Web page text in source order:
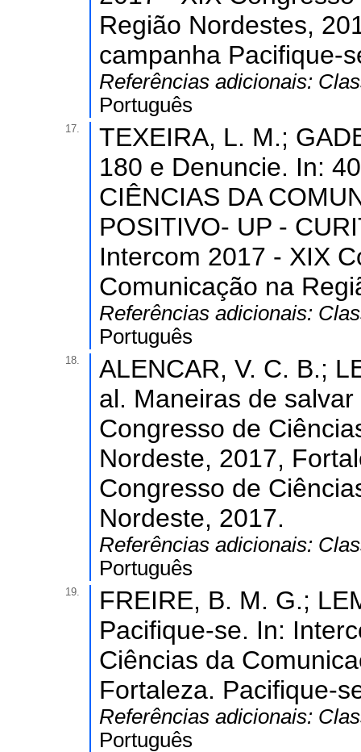
Região Nordestes,
campanha Pacifique-
Referências adicionais:
Português
17.
TEXEIRA, L. M.;
180 e Denuncie. In:
CIÊNCIAS DA
POSITIVO- UP -
Intercom 2017 - XIX
Comunicação na
Referências adicionais:
Português
18.
ALENCAR, V. C. B.;
al. Maneiras de
Congresso de
Nordeste, 2017,
Congresso de
Nordeste, 2017.
Referências adicionais:
Português
19.
FREIRE, B. M. G.;
Pacifique-se. In:
Ciências da
Fortaleza. Pacifique-
Referências adicionais:
Português